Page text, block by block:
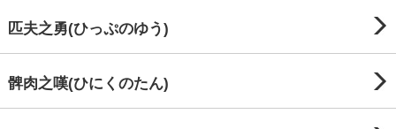
匹夫之勇(ひっぷのゆう)
髀肉之嘆(ひにくのたん)